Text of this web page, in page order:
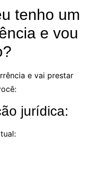
tenho um
e vou
e vai prestar
jurídica: